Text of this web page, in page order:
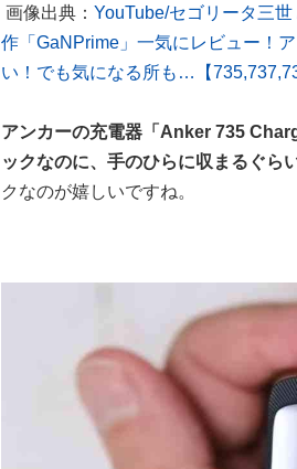
画像出典： YouTube/セゴリータ三
作「GaNPrime」一気にレビュー！
い！でも気になる所も…【
アンカーの充電器「Anker 735
ックなのに、手のひらに収まるぐら
クなのが嬉しいですね。